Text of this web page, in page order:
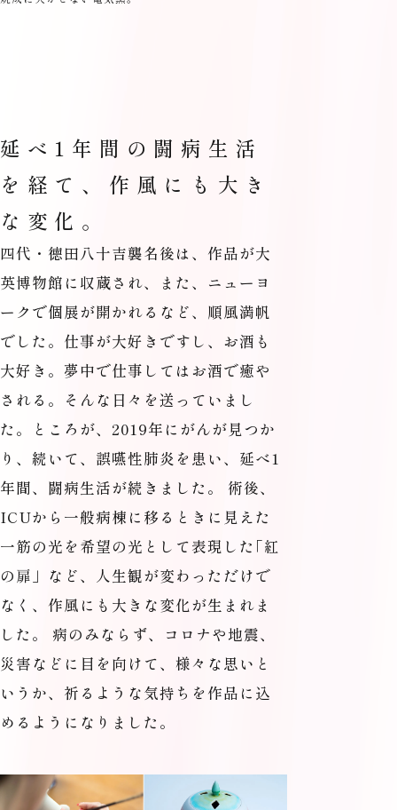
延べ1年間の闘病生活
を経て、作風にも大き
な変化。
四代・德田八十吉襲名後は、作品が大
英博物館に収蔵され、また、ニューヨ
ークで個展が開かれるなど、順風満帆
でした。仕事が大好きですし、お酒も
大好き。夢中で仕事してはお酒で癒や
される。そんな日々を送っていまし
た。ところが、2019年にがんが見つか
り、続いて、誤嚥性肺炎を患い、延べ1
年間、闘病生活が続きました。 術後、
ICUから一般病棟に移るときに見えた
一筋の光を希望の光として表現した「紅
の扉」など、人生観が変わっただけで
なく、作風にも大きな変化が生まれま
した。 病のみならず、コロナや地震、
災害などに目を向けて、様々な思いと
いうか、祈るような気持ちを作品に込
めるようになりました。